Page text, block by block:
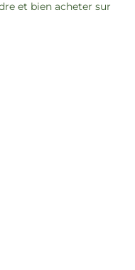
et bien acheter sur